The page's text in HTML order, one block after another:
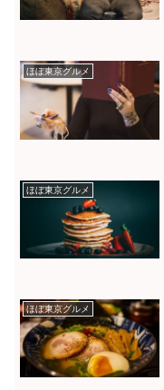
ほぼ東京グルメ
ほぼ東京グルメ
ほぼ東京グルメ